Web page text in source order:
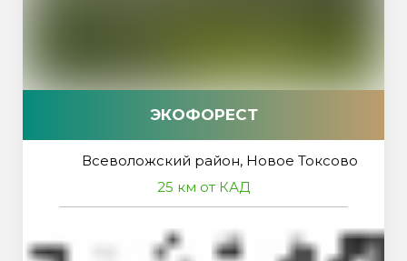
ЭКОФОРЕСТ
Всеволожский район, Новое Токсово
25 км от КАД